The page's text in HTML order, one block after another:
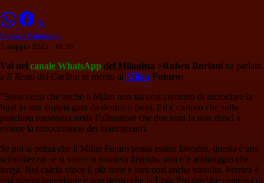
Stefania Palminteri
7 maggio 2025 - 18:50
Vai nel canale WhatsApp del Milanista >Ruben Buriani ha parlato
a Il Resto del Carlino in merito al Milan Futuro:
"Sono certo che anche il Milan non sia così contento di incrociare la
Spal in una doppia gara da dentro o fuori. Ed è curioso che sulla
panchina rossonera sieda l’allenatore che due anni fa non riuscì a
evitare la retrocessione dei biancazzurri.
Se poi si pensa che il Milan Futuro possa essere favorito, questa è una
sciocchezza: se si vince in maniera limpida, non c’è arbitraggio che
tenga. Nel calcio vince il più forte e sarà così anche stavolta. Ferrara è
una piazza importante e non penso che la Lega Pro sarebbe contenta di